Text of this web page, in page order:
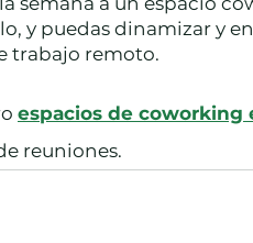
y puedas dinamizar y
trabajo remoto.
espacios de coworking
reuniones.